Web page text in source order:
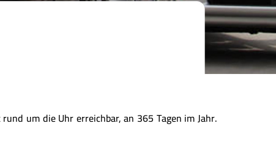
um die Uhr erreichbar, an 365 Tagen im Jahr.